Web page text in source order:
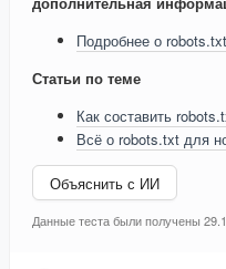
Подробнее о robots.txt
Статьи по теме
Как составить
Всё о robots.txt для
Объяснить с ИИ
Данные теста были получены